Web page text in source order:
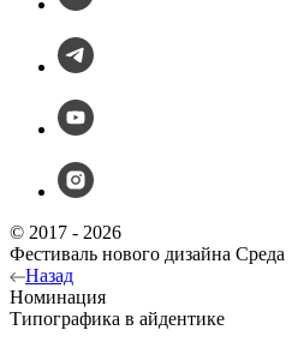
© 2017 - 2026
Фестиваль нового дизайна Среда
Назад
Номинация
Типографика в айдентике